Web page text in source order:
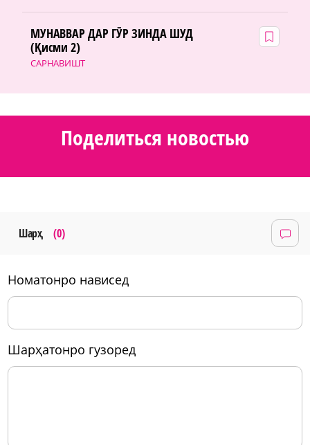
САРНАВИШТ
МУНАВВАР ДАР ГӮР ЗИНДА ШУД
(Қисми 2)
Поделиться новостью
Шарҳ (0)
номатонро нависед
шарҳатонро гузоред